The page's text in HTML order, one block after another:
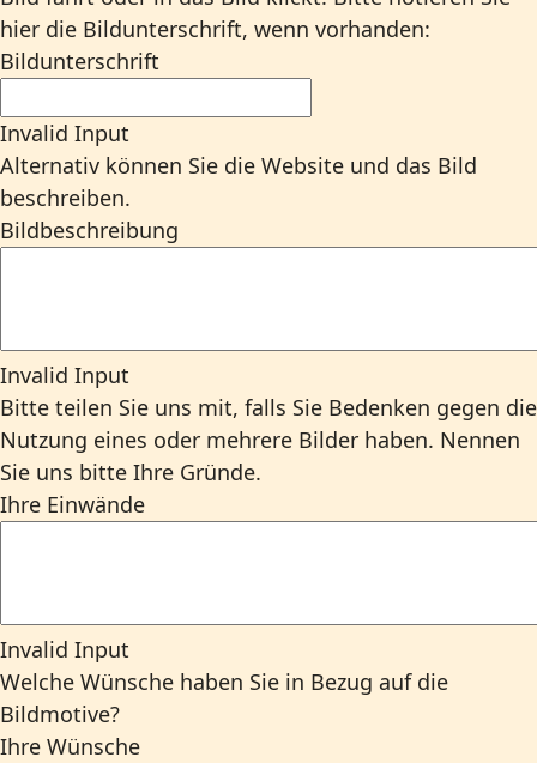
hier die Bildunterschrift, wenn vorhanden:
Bildunterschrift
Invalid Input
Alternativ können Sie die Website und das Bild
beschreiben.
Bildbeschreibung
Invalid Input
Bitte teilen Sie uns mit, falls Sie Bedenken gegen die
Nutzung eines oder mehrere Bilder haben. Nennen
Sie uns bitte Ihre Gründe.
Ihre Einwände
Invalid Input
Welche Wünsche haben Sie in Bezug auf die
Bildmotive?
Ihre Wünsche